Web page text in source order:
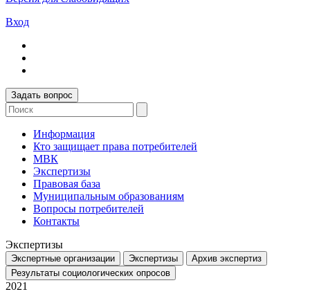
Вход
Задать вопрос
Информация
Кто защищает права потребителей
МВК
Экспертизы
Правовая база
Муниципальным образованиям
Вопросы потребителей
Контакты
Экспертизы
Экспертные организации Экспертизы
Архив экспертиз
Результаты социологических опросов
2021